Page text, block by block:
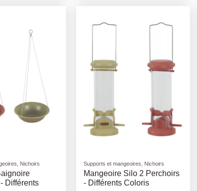
Nichoirs
Différents
Supports et mangeoires, Nichoirs
Mangeoire Silo 2 Perchoirs
- Différents Coloris